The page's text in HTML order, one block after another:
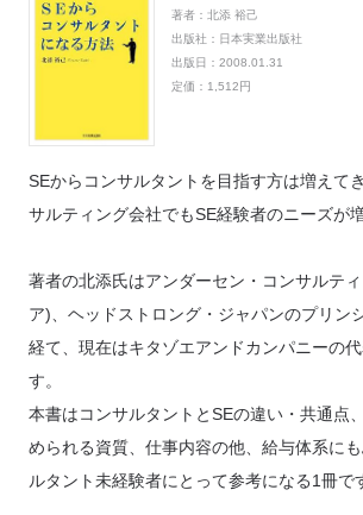
著者： 北添 裕己
出版社： 日本実業出版社
出版日： 2008.01.31
定価： 1,512円
SEからコンサルタントを目指す方は増えて
サルティング会社でもSE経験者のニーズが
著者の北添氏はアンダーセン・コンサルテ
ア)、ヘッドストロング・ジャパンのプリン
経て、現在はキタゾエアンドカンパニーの
す。
本書はコンサルタントとSEの違い・共通点
められる資質、仕事内容の他、給与体系に
ルタント未経験者にとって参考になる1冊で